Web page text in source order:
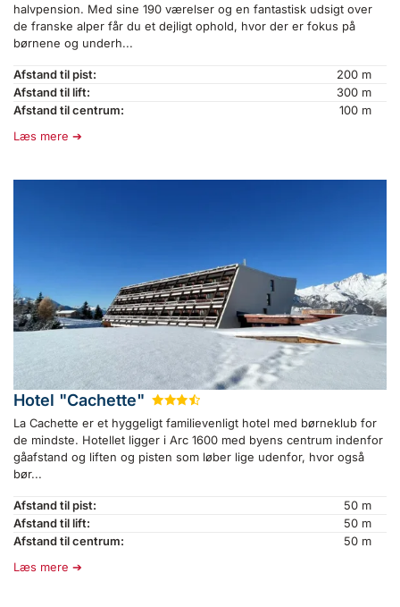
halvpension. Med sine 190 værelser og en fantastisk udsigt over
de franske alper får du et dejligt ophold, hvor der er fokus på
børnene og underh...
Afstand til pist:
200 m
Afstand til lift:
300 m
Afstand til centrum:
100 m
Læs mere
Hotel "Cachette" ★★★
La Cachette er et hyggeligt familievenligt hotel med børneklub for
de mindste. Hotellet ligger i Arc 1600 med byens centrum indenfor
gåafstand og liften og pisten som løber lige udenfor, hvor også
bør...
Afstand til pist:
50 m
Afstand til lift:
50 m
Afstand til centrum:
50 m
Læs mere